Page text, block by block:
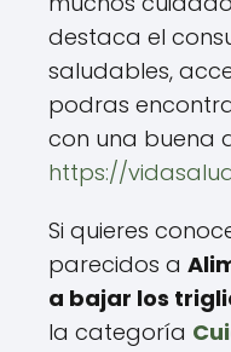
destaca el
saludables,
podras
con una buena
https://
Si quieres
parecidos a
a bajar los
la categoría